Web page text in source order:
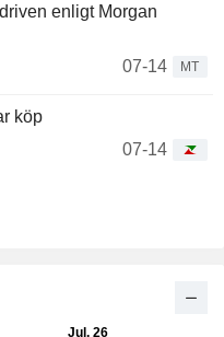
enligt Morgan
07-14
MT
köp
07-14